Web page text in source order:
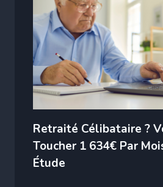
Retraité Célibataire ?
Toucher 1 634€ Par
Étude